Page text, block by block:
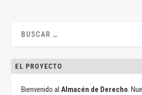
EL PROYECTO
Bienvenido alAlmacén de Derecho.